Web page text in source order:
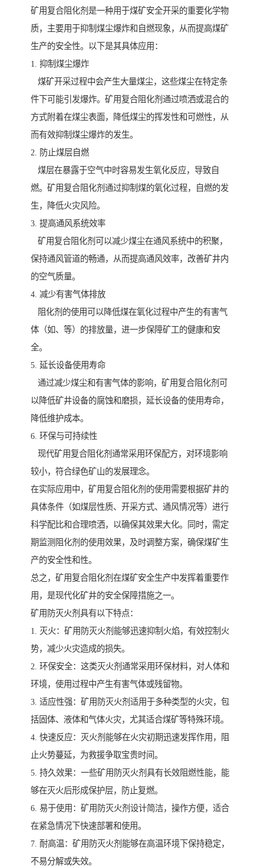
矿用复合阻化剂是一种用于煤矿安全开采的重要化学物
质，主要用于抑制煤尘爆炸和自燃现象，从而提高煤矿
生产的安全性。以下是其具体应用：
1. 抑制煤尘爆炸
煤矿开采过程中会产生大量煤尘，这些煤尘在特定条
件下可能引发爆炸。矿用复合阻化剂通过喷洒或混合的
方式附着在煤尘表面，降低煤尘的挥发性和可燃性，从
而有效抑制煤尘爆炸的发生。
2. 防止煤层自燃
煤层在暴露于空气中时容易发生氧化反应，导致自
燃。矿用复合阻化剂通过抑制煤的氧化过程，自燃的发
生，降低火灾风险。
3. 提高通风系统效率
矿用复合阻化剂可以减少煤尘在通风系统中的积聚，
保持通风管道的畅通，从而提高通风效率，改善矿井内
的空气质量。
4. 减少有害气体排放
阻化剂的使用可以降低煤在氧化过程中产生的有害气
体（如、等）的排放量，进一步保障矿工的健康和安
全。
5. 延长设备使用寿命
通过减少煤尘和有害气体的影响，矿用复合阻化剂可
以降低矿井设备的腐蚀和磨损，延长设备的使用寿命，
降低维护成本。
6. 环保与可持续性
现代矿用复合阻化剂通常采用环保配方，对环境影响
较小，符合绿色矿山的发展理念。
在实际应用中，矿用复合阻化剂的使用需要根据矿井的
具体条件（如煤层性质、开采方式、通风情况等）进行
科学配比和合理喷洒，以确保其效果大化。同时，需定
期监测阻化剂的使用效果，及时调整方案，确保煤矿生
产的安全性和性。
总之，矿用复合阻化剂在煤矿安全生产中发挥着重要作
用，是现代化矿井的安全保障措施之一。
矿用防灭火剂具有以下特点：
1. 灭火：矿用防灭火剂能够迅速抑制火焰，有效控制火
势，减少火灾造成的损失。
2. 环保安全：这类灭火剂通常采用环保材料，对人体和
环境，使用过程中产生有害气体或残留物。
3. 适应性强：矿用防灭火剂适用于多种类型的火灾，包
括固体、液体和气体火灾，尤其适合煤矿等特殊环境。
4. 快速反应：灭火剂能够在火灾初期迅速发挥作用，阻
止火势蔓延，为救援争取宝贵时间。
5. 持久效果：一些矿用防灭火剂具有长效阻燃性能，能
够在灭火后形成保护层，防止复燃。
6. 易于使用：矿用防灭火剂设计简洁，操作方便，适合
在紧急情况下快速部署和使用。
7. 耐高温：矿用防灭火剂能够在高温环境下保持稳定，
不易分解或失效。